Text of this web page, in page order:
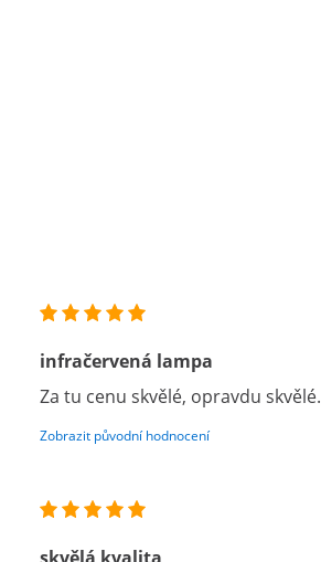
infračervená lampa
Za tu cenu skvělé, opravdu skvělé.
Zobrazit původní hodnocení